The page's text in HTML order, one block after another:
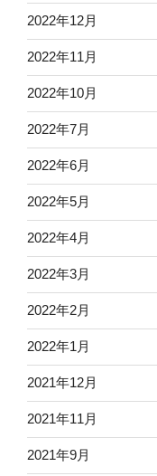
2022年12月
2022年11月
2022年10月
2022年7月
2022年6月
2022年5月
2022年4月
2022年3月
2022年2月
2022年1月
2021年12月
2021年11月
2021年9月